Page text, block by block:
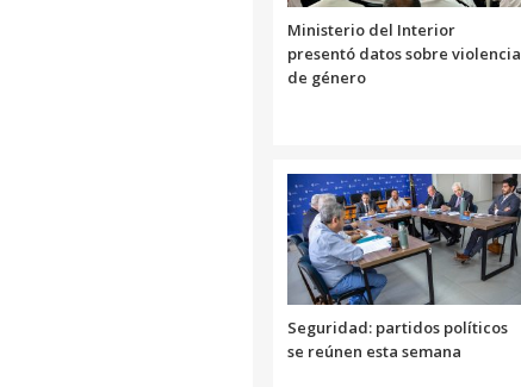
Ministerio del Interior
presentó datos sobre violencia
de género
Seguridad: partidos políticos
se reúnen esta semana